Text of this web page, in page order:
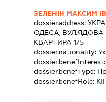
ЗЕЛЕНІН МАКСИМ
dossier.address:
ОДЕСА, ВУЛ.ЯДОВА
КВАРТИРА 175
dossier.nationality:
dossier.benefInterest:
dossier.benefType:
dossier.benefRole: